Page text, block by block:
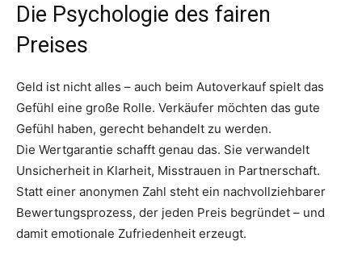
Die Psychologie des fairen
Preises
Geld ist nicht alles – auch beim Autoverkauf spielt das
Gefühl eine große Rolle. Verkäufer möchten das gute
Gefühl haben, gerecht behandelt zu werden.
Die Wertgarantie schafft genau das. Sie verwandelt
Unsicherheit in Klarheit, Misstrauen in Partnerschaft.
Statt einer anonymen Zahl steht ein nachvollziehbarer
Bewertungsprozess, der jeden Preis begründet – und
damit emotionale Zufriedenheit erzeugt.